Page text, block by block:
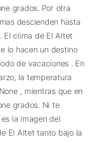
grados. Por otra
descienden hasta
El clima de El Altet
lo hacen un destino
de vacaciones . En
la temperatura
, mientras que en
grados. Ni te
la imagen del
El Altet tanto bajo la